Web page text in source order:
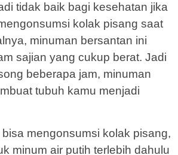
tidak baik bagi kesehatan jika
kolak pisang saat
minuman bersantan ini
sajian yang cukup berat. Jadi
beberapa jam, minuman
tubuh kamu menjadi
mengonsumsi kolak pisang,
minum air putih terlebih dahulu